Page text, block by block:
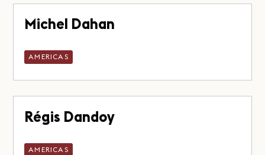
Michel Dahan
AMERICAS
Régis Dandoy
AMERICAS